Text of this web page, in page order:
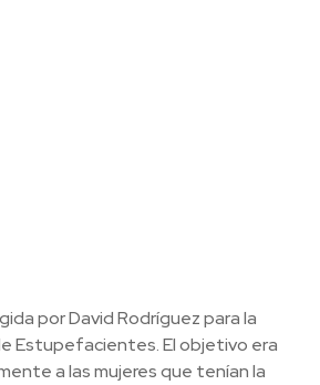
por David Rodríguez para la
Estupefacientes. El objetivo era
a las mujeres que tenían la